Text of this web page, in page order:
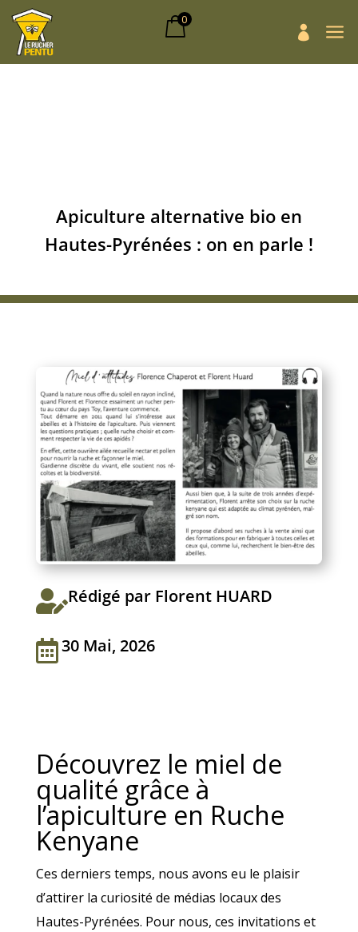
0
 a
Apiculture alternative bio en
Hautes-Pyrénées : on en parle !
Rédigé par Florent HUARD
30 Mai, 2026
Découvrez le miel de
qualité grâce à
l’apiculture en Ruche
Kenyane
Ces derniers temps, nous avons eu le plaisir
d’attirer la curiosité de médias locaux des
Hautes-Pyrénées. Pour nous, ces invitations et